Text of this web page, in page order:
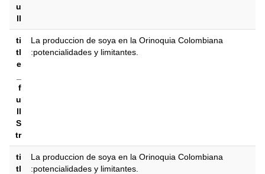
u
ll
ti
tl
e
f
u
ll
S
tr
La produccion de soya en la Orinoquia Colombiana
:potencialidades y limitantes.
ti
tl
La produccion de soya en la Orinoquia Colombiana
:potencialidades y limitantes.